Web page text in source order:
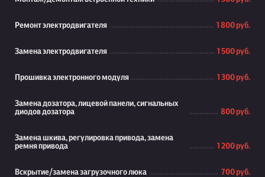
Ремонт электродвигателя 1 800 руб.
Замена электродвигателя 1 500 руб.
Прошивка электронного модуля 1 300 руб.
Замена дозатора, лицевой панели, сигнальных
диодов дозатора
800 руб.
Замена шкива, регулировка привода, замена
ремня привода
1 200 руб.
Вскрытие/замена загрузочного люка 700 руб.